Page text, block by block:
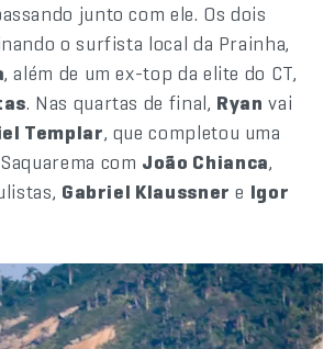
junto com ele. Os dois
o surfista local da Prainha,
, além de um ex-top da elite do CT,
. Nas quartas de final, Ryan vai
Templar, que completou uma
com João Chianca,
Gabriel Klaussner e Igor